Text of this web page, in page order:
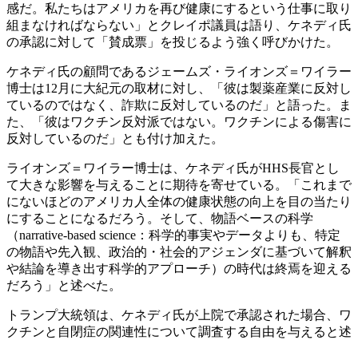
感だ。私たちはアメリカを再び健康にするという仕事に取り
組まなければならない」とクレイポ議員は語り、ケネディ氏
の承認に対して「賛成票」を投じるよう強く呼びかけた。
ケネディ氏の顧問であるジェームズ・ライオンズ＝ワイラー
博士は12月に大紀元の取材に対し、「彼は製薬産業に反対し
ているのではなく、詐欺に反対しているのだ」と語った。ま
た、「彼はワクチン反対派ではない。ワクチンによる傷害に
反対しているのだ」とも付け加えた。
ライオンズ＝ワイラー博士は、ケネディ氏がHHS長官とし
て大きな影響を与えることに期待を寄せている。「これまで
にないほどのアメリカ人全体の健康状態の向上を目の当たり
にすることになるだろう。そして、物語ベースの科学
（narrative-based science：科学的事実やデータよりも、特定
の物語や先入観、政治的・社会的アジェンダに基づいて解釈
や結論を導き出す科学的アプローチ）の時代は終焉を迎える
だろう」と述べた。
トランプ大統領は、ケネディ氏が上院で承認された場合、ワ
クチンと自閉症の関連性について調査する自由を与えると述